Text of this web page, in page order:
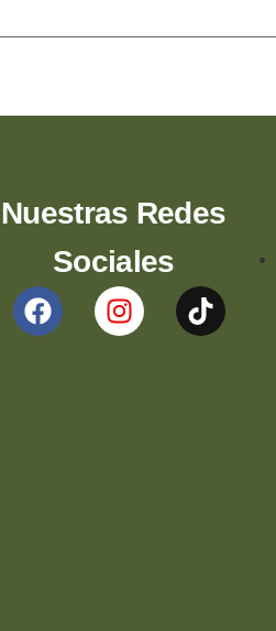
Nuestras Redes
Sociales